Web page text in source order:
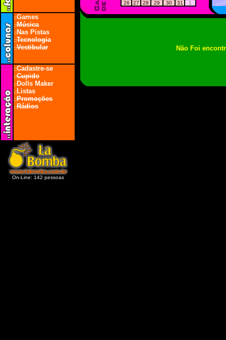
::Games
::Música
::Nas Pistas
::Tecnologia
::Vestibular
::Cadastre-se
::Cupido
::Dolls Maker
::Listas
::Promoções
::Rádios
On-Line: 142 pessoas
Não Foi
26
27 28 29 30 31 1